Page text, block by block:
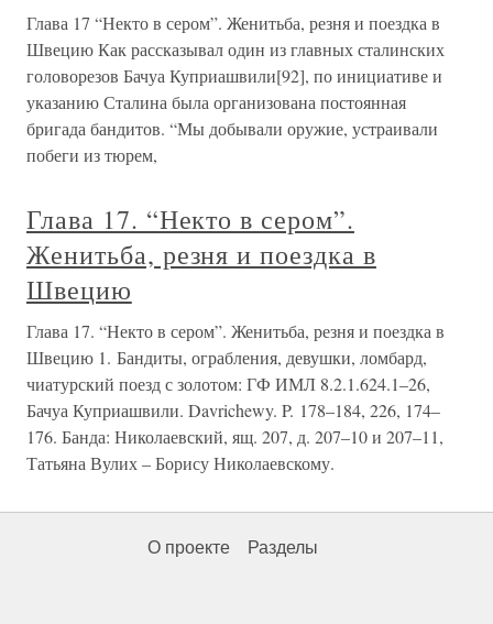
Глава 17 “Некто в сером”. Женитьба, резня и поездка в
Швецию Как рассказывал один из главных сталинских
головорезов Бачуа Куприашвили[92], по инициативе и
указанию Сталина была организована постоянная
бригада бандитов. “Мы добывали оружие, устраивали
побеги из тюрем,
Глава 17. “Некто в сером”.
Женитьба, резня и поездка в
Швецию
Глава 17. “Некто в сером”. Женитьба, резня и поездка в
Швецию 1. Бандиты, ограбления, девушки, ломбард,
чиатурский поезд с золотом: ГФ ИМЛ 8.2.1.624.1–26,
Бачуа Куприашвили. Davrichewy. P. 178–184, 226, 174–
176. Банда: Николаевский, ящ. 207, д. 207–10 и 207–11,
Татьяна Вулих – Борису Николаевскому.
О проекте Разделы